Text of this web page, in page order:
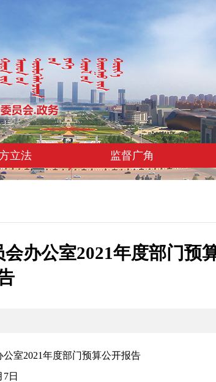
立法 监督广角
办公室2021年度部门预
公室2021年度部门预算公开报告
7日